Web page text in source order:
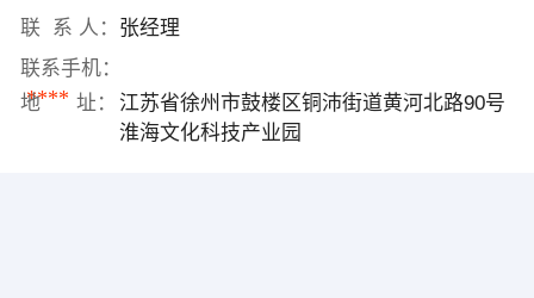
联 系 人： 张经理
联系手机：
****
地 址：
江苏省徐州市鼓楼区铜沛街道黄河北路90号
淮海文化科技产业园